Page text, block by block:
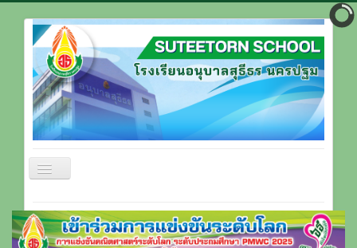
สลับ
เก
ชั่น
หน้าแรก
ข้อมูลโรงเรียน